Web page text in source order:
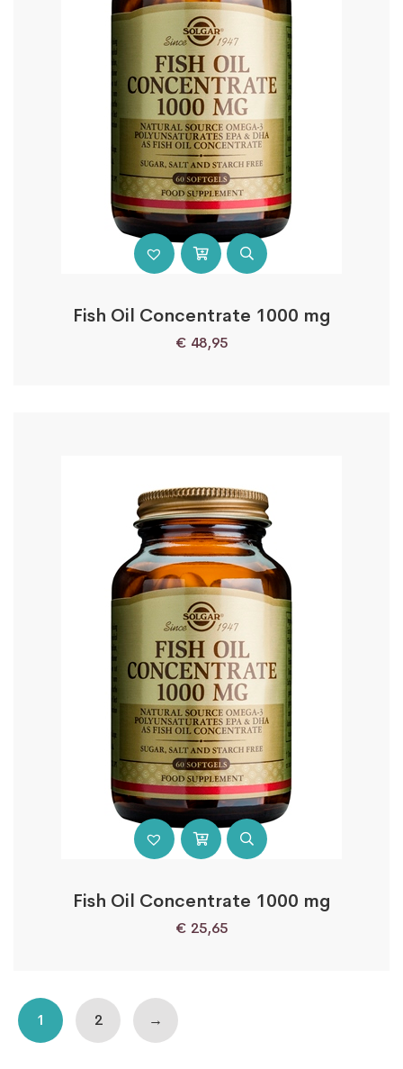
Fish Oil Concentrate 1000 mg
€ 48,95
Fish Oil Concentrate 1000 mg
€ 25,65
1 2 →